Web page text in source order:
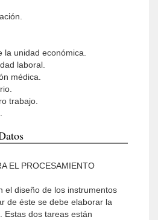
la unidad económica.
laboral.
médica.
trabajo.
EL PROCESAMIENTO
el diseño de los instrumentos
de éste se debe elaborar la
Estas dos tareas están